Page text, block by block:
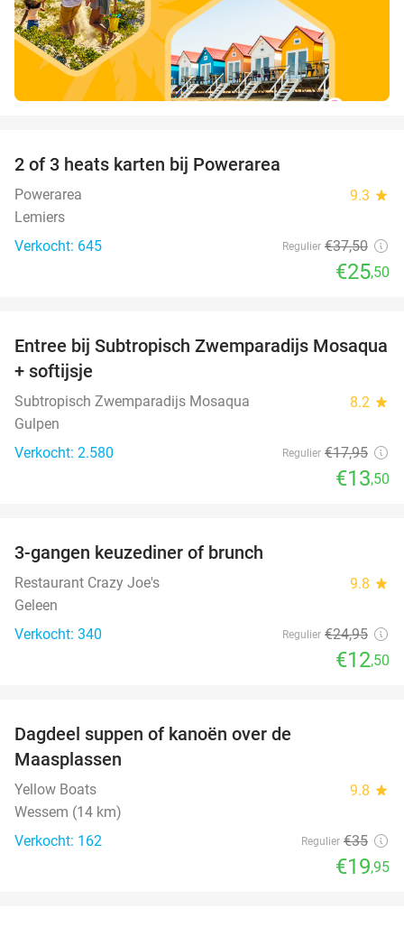
2 of 3 heats karten bij Powerarea
Powerarea 9.3 star
Lemiers
Verkocht: 645
Regulier €37,50
€25,50
25%
Entree bij Subtropisch Zwemparadijs Mosaqua
+ softijsje
Subtropisch Zwemparadijs Mosaqua 8.2 star
Gulpen
Verkocht: 2.580
Regulier €17,95
€13,50
3-gangen keuzediner of brunch
Restaurant Crazy Joe's 9.8 star
Geleen
Verkocht: 340
Regulier €24,95
€12,50
Dagdeel suppen of kanoën over de
Maasplassen
Yellow Boats 9.8 star
Wessem (14 km)
Verkocht: 162
Regulier €35
€19,95